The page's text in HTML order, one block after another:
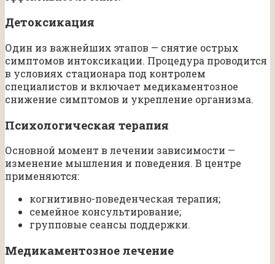
Детоксикация
Один из важнейших этапов — снятие острых
симптомов интоксикации. Процедура проводится
в условиях стационара под контролем
специалистов и включает медикаментозное
снижение симптомов и укрепление организма.
Психологическая терапия
Основной момент в лечении зависимости —
изменение мышления и поведения. В центре
применяются:
когнитивно-поведенческая терапия;
семейное консультирование;
групповые сеансы поддержки.
Медикаментозное лечение